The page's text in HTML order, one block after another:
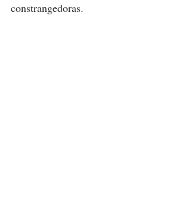
constrangedoras.